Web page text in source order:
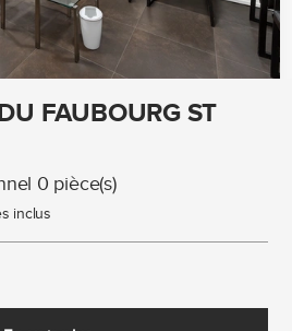
FAUBOURG ST
0 pièce(s)
inclus